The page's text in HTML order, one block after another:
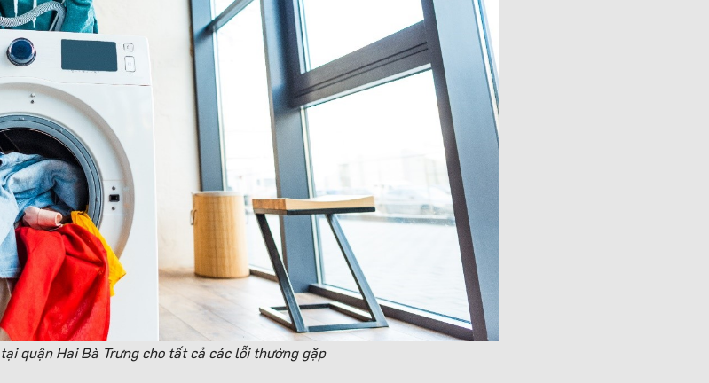
quận Hai Bà Trưng cho tất cả các lỗi thường gặp